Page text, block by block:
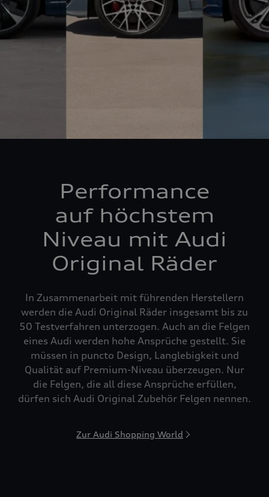
Performance
auf höchstem
Niveau mit Audi
Original Räder
In Zusammenarbeit mit führenden Herstellern
werden die Audi Original Räder insgesamt bis zu
50 Testverfahren unterzogen. Auch an die Felgen
eines Audi werden hohe Ansprüche gestellt. Sie
müssen in puncto Design, Langlebigkeit und
Qualität auf Premium-Niveau überzeugen. Nur
die Felgen, die all diese Ansprüche erfüllen,
dürfen sich Audi Original Zubehör Felgen nennen.
Zur Audi Shopping World